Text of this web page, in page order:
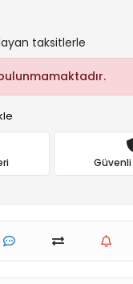
taksitlerle
Güvenli